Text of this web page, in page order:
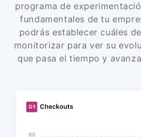
programa de
fundamentales de tu
podrás establecer cuáles
monitorizar para ver su
que pasa el tiempo y